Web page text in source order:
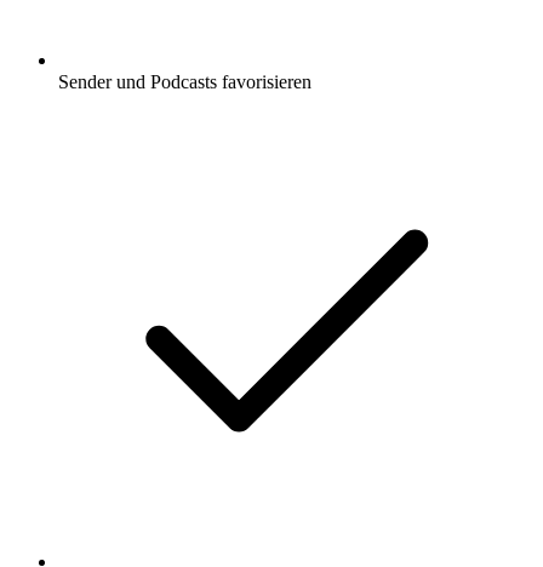
Sender und Podcasts favorisieren